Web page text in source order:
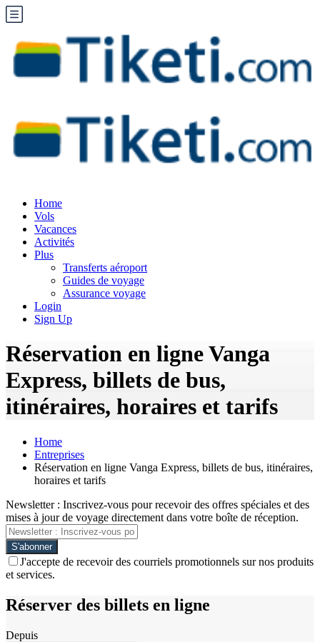
Home
Vols
Vacances
Activités
Plus
Transferts aéroport
Guides de voyage
Assurance voyage
Login
Sign Up
Réservation en ligne Vanga
Express, billets de bus,
itinéraires, horaires et tarifs
Home
Entreprises
Réservation en ligne Vanga Express, billets de bus, itinéraires,
horaires et tarifs
Newsletter : Inscrivez-vous pour recevoir des offres spéciales et des
mises à jour de voyage directement dans votre boîte de réception.
J'accepte de recevoir des courriels promotionnels sur nos produits
et services.
Réserver des billets en ligne
Depuis